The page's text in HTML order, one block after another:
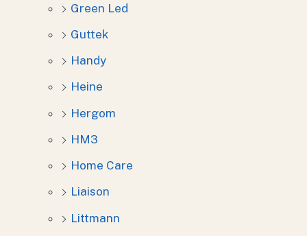
Green Led
Guttek
Handy
Heine
Hergom
HM3
Home Care
Liaison
Littmann